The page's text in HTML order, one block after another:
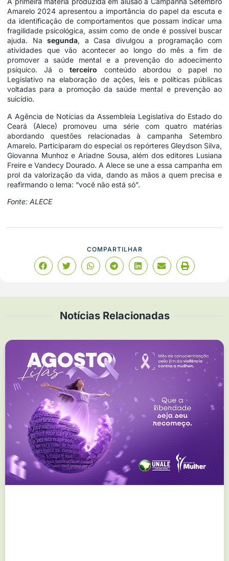
Amarelo 2024 apresentou a importância do papel da escuta e
da identificação de comportamentos que possam indicar uma
fragilidade psicológica, assim como de onde é possível buscar
ajuda. Na segunda, a Casa divulgou a programação com
atividades que vão acontecer ao longo do mês a fim de
promover a saúde mental e a prevenção do adoecimento
psíquico. Já oterceiro conteúdo abordou o papel no
Legislativo na elaboração de ações, leis e políticas públicas
voltadas para a promoção da saúde mental e prevenção ao
suicídio.
A Agência de Notícias da Assembleia Legislativa do Estado do
Ceará (Alece) promoveu uma série com quatro matérias
abordando questões relacionadas à campanha Setembro
Amarelo. Participaram do especial os repórteres Gleydson Silva,
Giovanna Munhoz e Ariadne Sousa, além dos editores Lusiana
Freire e Vandecy Dourado. A Alece se une a essa campanha em
prol da valorização da vida, dando as mãos a quem precisa e
reafirmando o lema: “você não está só”.
Fonte: ALECE
COMPARTILHAR
Notícias Relacionadas